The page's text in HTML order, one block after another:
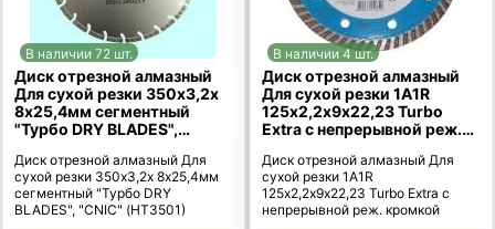
В наличии 72 шт.
Диск отрезной алмазный
Для сухой резки 350х3,2х
8х25,4мм сегментный
"Турбо DRY BLADES",
Диск отрезной алмазный Для
сухой резки 350х3,2х 8х25,4мм
сегментный "Турбо DRY
BLADES", "CNIC" (НT3501)
В наличии 4 шт.
Диск отрезной алмазный
Для сухой резки 1A1R
125х2,2х9х22,23 Turbo
Extra с непрерывной реж.
Диск отрезной алмазный Для
сухой резки 1A1R
125х2,2х9х22,23 Turbo Extra с
непрерывной реж. кромкой